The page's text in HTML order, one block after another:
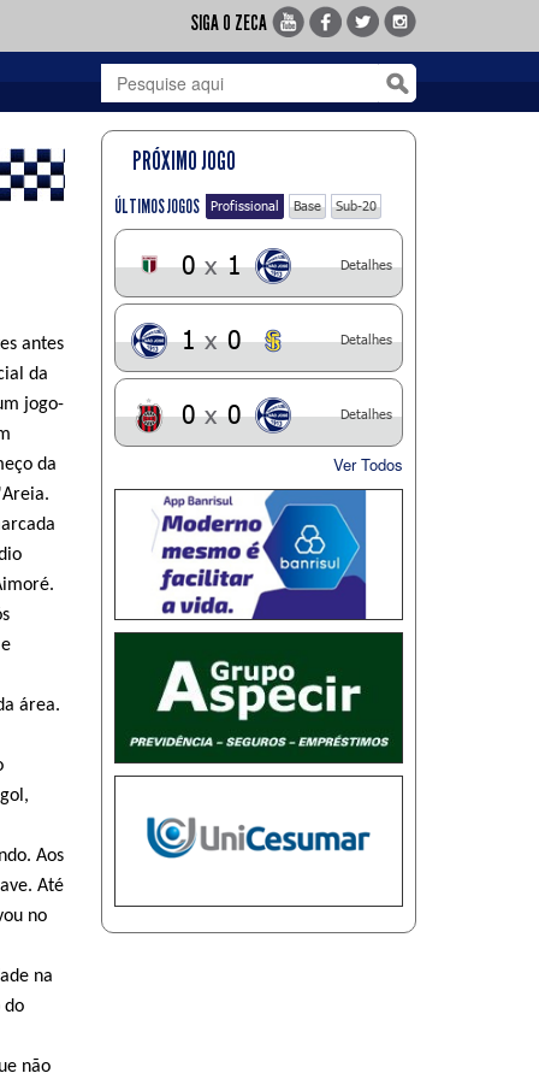
SIGA O ZECA
antes
da
jogo-
da
área.
Aos
Até
no
na
do
não
PRÓXIMO JOGO
ÚLTIMOS JOGOS Profissional Base Sub-20
0 x 1 Detalhes
1 x 0 Detalhes
0 x 0 Detalhes
Ver Todos